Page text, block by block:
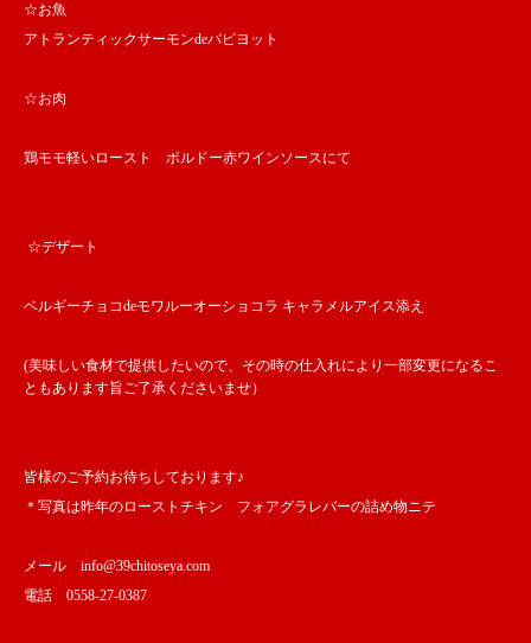
☆お魚
アトランティックサーモンdeパピヨット
☆お肉
鶏モモ軽いロースト ボルドー赤ワインソースにて
☆デザート
ベルギーチョコdeモワルーオーショコラ キャラメルアイス添え
(美味しい食材で提供したいので、その時の仕入れにより一部変更になるこ
ともあります旨ご了承くださいませ）
皆様のご予約お待ちしております♪
＊写真は昨年のローストチキン フォアグラレバーの詰め物ニテ
メール info@39chitoseya.com
電話 0558-27-0387